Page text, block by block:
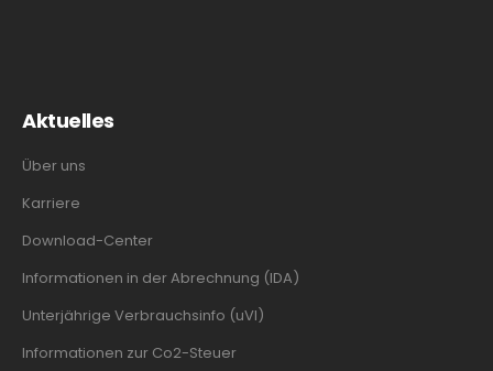
Aktuelles
Über uns
Karriere
Download-Center
Informationen in der Abrechnung (IDA)
Unterjährige Verbrauchsinfo (uVI)
Informationen zur Co2-Steuer